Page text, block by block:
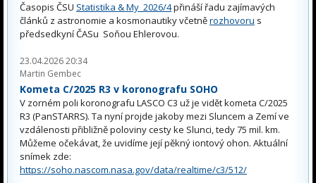
Časopis ČSU Statistika & My 2026/4přináší řadu zajímavých
článků z astronomie a kosmonautiky včetněrozhovoru s
předsedkyní ČASu Soňou Ehlerovou.
23.04.2026 20:34
Martin Gembec
Kometa C/2025 R3 v koronografu SOHO
V zorném poli koronografu LASCO C3 už je vidět kometa C/2025
R3 (PanSTARRS). Ta nyní projde jakoby mezi Sluncem a Zemí ve
vzdálenosti přibližně poloviny cesty ke Slunci, tedy 75 mil. km.
Můžeme očekávat, že uvidíme její pěkný iontový ohon. Aktuální
snímek zde:
https://soho.nascom.nasa.gov/data/realtime/c3/512/